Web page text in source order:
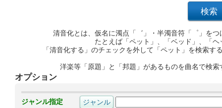
清音化とは、仮名に濁点「゛」・半濁音符「゜」を
たとえば「ペット」、「ベッド」、「
「清音化する」のチェックを外して「ペット」を検索
洋楽等「原題」と「邦題」があるものを曲名で検
オプション
ジャンル指定